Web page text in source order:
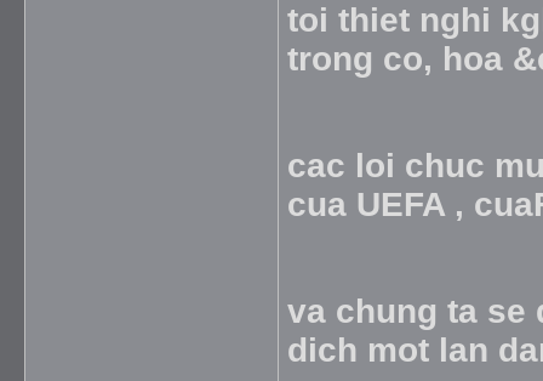
toi thiet nghi
trong co, hoa
cac loi chuc
cua UEFA ,
va chung ta se
dich mot lan